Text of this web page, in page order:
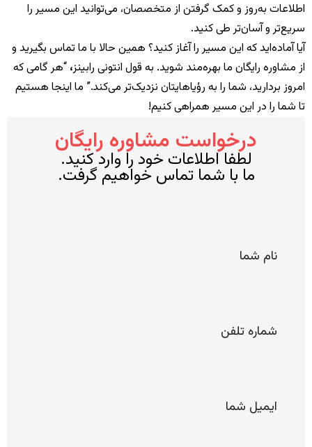
اطلاعات به‌روز و کمک گرفتن از متخصصان، می‌توانید این مسیر را
سریع‌تر و آسان‌تر طی کنید.
آیا آماده‌اید که این مسیر را آغاز کنید؟ همین حالا با ما تماس بگیرید و
از مشاوره رایگان ما بهره‌مند شوید. به قول انتونی رابینز، “هر گامی که
امروز بردارید، شما را به رؤیاهایتان نزدیک‌تر می‌کند.” ما اینجا هستیم
تا شما را در این مسیر همراهی کنیم!
درخواست مشاوره رایگان
لطفا اطلاعات خود را وارد کنید.
ما با شما تماس خواهیم گرفت.
شما
تلفن